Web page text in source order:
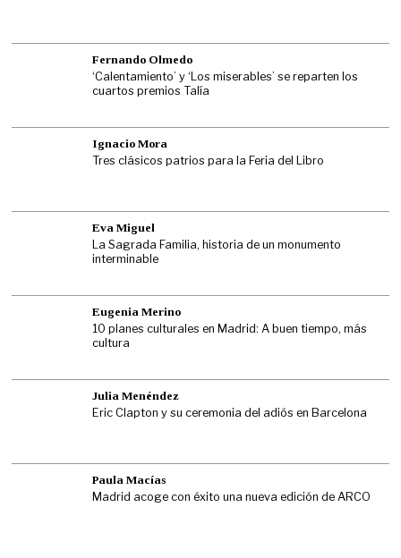
Fernando Olmedo
‘Calentamiento’ y ‘Los miserables’ se reparten los
cuartos premios Talía
Ignacio Mora
Tres clásicos patrios para la Feria del Libro
Eva Miguel
La Sagrada Familia, historia de un monumento
interminable
Eugenia Merino
10 planes culturales en Madrid: A buen tiempo, más
cultura
Julia Menéndez
Eric Clapton y su ceremonia del adiós en Barcelona
Paula Macías
Madrid acoge con éxito una nueva edición de ARCO